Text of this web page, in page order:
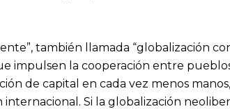
también llamada “globalización
impulsen la cooperación entre
de capital en cada vez menos
Si la globalización